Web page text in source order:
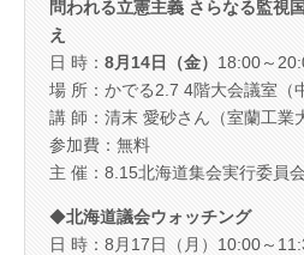
問われる立憲主義 さらなる監視
え
日 時： 8月14日（金） 18:00～
場 所：かでる2.7 4階大会議室（
講 師：清末 愛砂さん（室蘭工業
参加費：無料
主 催：8.15北海道集会実行委員会
◆北海道議会ウォッチング
日 時：8月17日（月）10:00～